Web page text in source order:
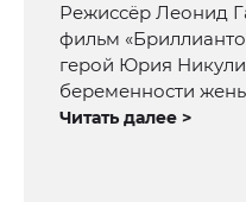
Режиссёр Леонид
фильм
герой Юрия
беременности
Читать далее >